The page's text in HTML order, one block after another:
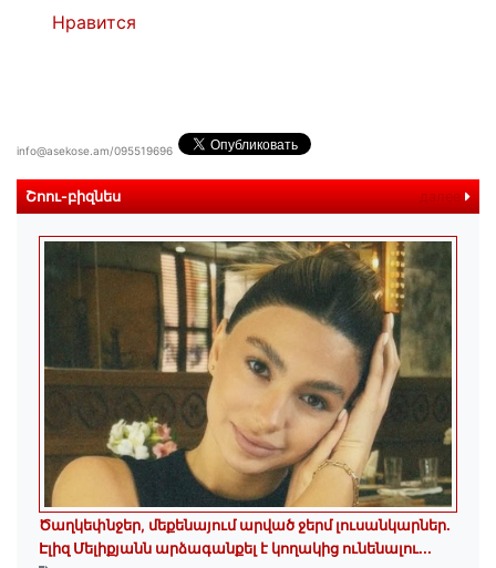
Нравится
info@asekose.am/095519696
Շոու-բիզնես далее
Ծաղկեփնջեր, մեքենայում արված ջերմ լուսանկարներ.
Էլիզ Մելիքյանն արձագանքել է կողակից ունենալու...